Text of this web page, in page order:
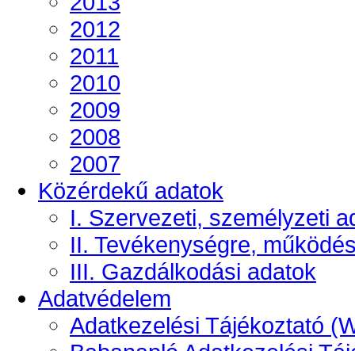
2012
2011
2010
2009
2008
2007
Közérdekű adatok
I. Szervezeti, személyzeti
II. Tevékenységre,
III. Gazdálkodási adatok
Adatvédelem
Adatkezelési Tájékoztató